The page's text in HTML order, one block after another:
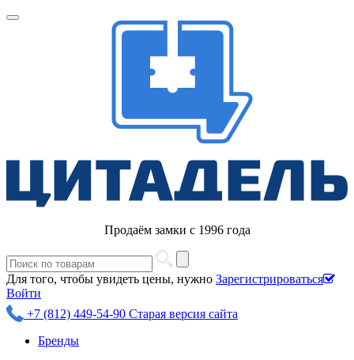
Продаём замки с 1996 года
Для того, чтобы увидеть цены, нужно Зарегистрироваться
Войти
+7 (812) 449-54-90 Старая версия сайта
Бренды